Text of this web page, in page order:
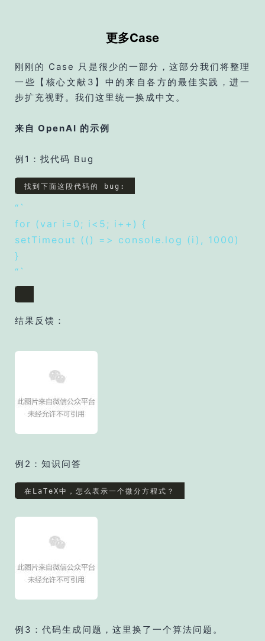
更多Case
刚刚的 Case 只是很少的一部分，这部分我们将整理
一些【核心文献3】中的来自各方的最佳实践，进一
步扩充视野。我们这里统一换成中文。
来自 OpenAI 的示例
例1：找代码 Bug
找到下面这段代码的 bug:
“`
for (var i=0; i<5; i++) {
setTimeout (() => console.log (i), 1000)
}
“`
结果反馈：
例2：知识问答
例3：代码生成问题，这里换了一个算法问题。